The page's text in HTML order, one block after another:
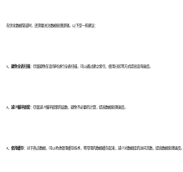
在优化数据管道时，还需要关注数据处理逻辑。以下是一些建议：
1、避免全表扫描： 尽量避免在查询时进行全表扫描，可以通过建立索引、使用分区等方式提高查询速度。
2、减少循环嵌套： 尽量减少循环嵌套的层数，避免不必要的计算，提高数据处理速度。
3、使用缓存： 对于热点数据，可以考虑使用缓存技术，将常用的数据缓存起来，减少对数据库的访问次数，提高数据处理速度。